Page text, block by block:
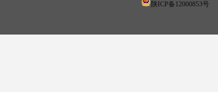
陕ICP备12000853号